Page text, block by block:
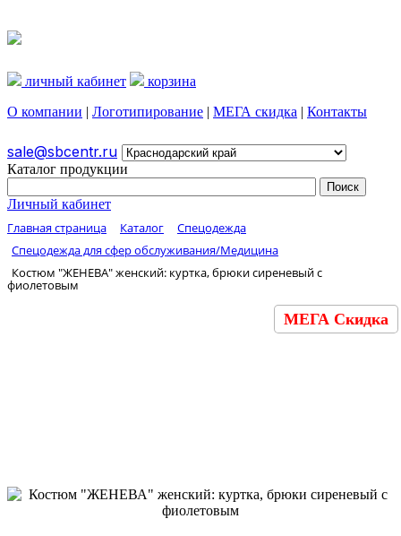
личный кабинет
корзина
О компании | Логотипирование | МЕГА скидка | Контакты
sale@sbcentr.ru
Каталог продукции
Личный кабинет
Главная страница Каталог
Спецодежда
Спецодежда для сфер обслуживания/Медицина
Костюм "ЖЕНЕВА" женский: куртка, брюки сиреневый с
фиолетовым
МЕГА Скидка